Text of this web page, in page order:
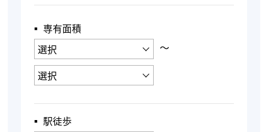
▪︎ 専有面積
〜
▪︎ 駅徒歩